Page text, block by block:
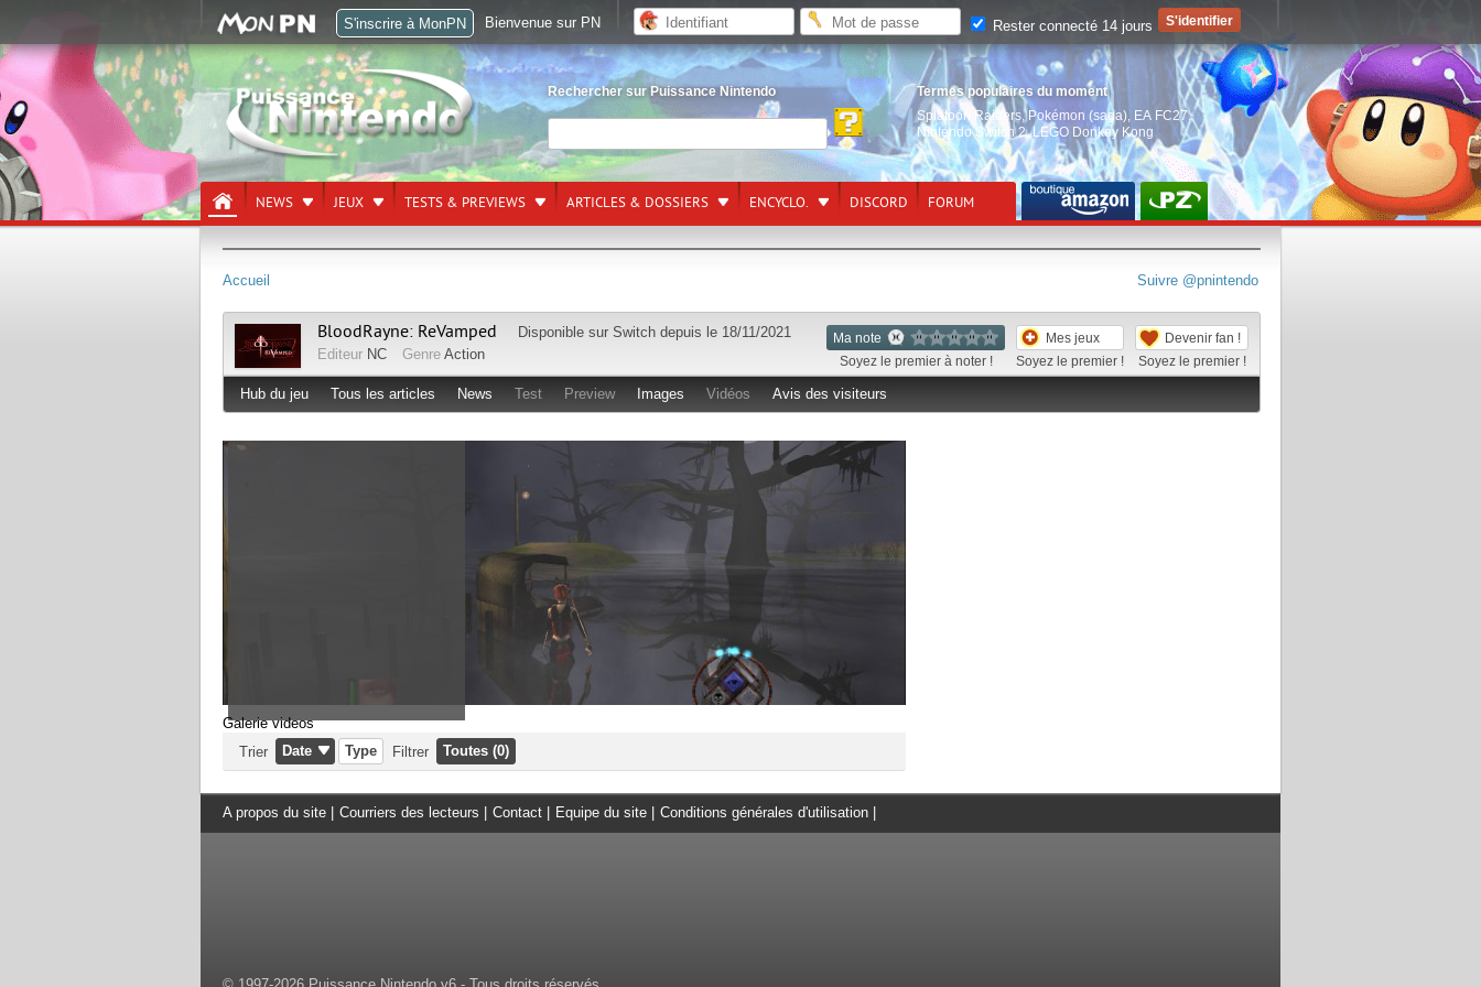
Rechercher sur Puissance Nintendo
Termes populaires du moment
Splatoon Raiders, Pokémon (saga) EA FC27,
Nintendo Switch 2,LEGO Donkey Kong
NEWS JEUX TESTS & PREVIEWS ARTICLES & DOSSIERS ENCYCLO. DISCORD FORUM
Suivre @pnintendo
Accueil
Ma note
Soyez le premier à noter !
Mes jeux
Soyez le premier !
Devenir fan !
Soyez le premier !
BloodRayne: ReVamped Disponible sur Switch depuis le 18/11/2021
Editeur NC Genre Action
Hub du jeu Tous les articles News Test Preview Images Vidéos Avis des visiteurs
Galerie videos
Trier
Date Type Filtrer Toutes (0)
A propos du site Courriers des lecteurs Contact Equipe du site Conditions générales d'utilisation
S'inscrire à MonPN Bienvenue sur PN Rester connecté 14 jours